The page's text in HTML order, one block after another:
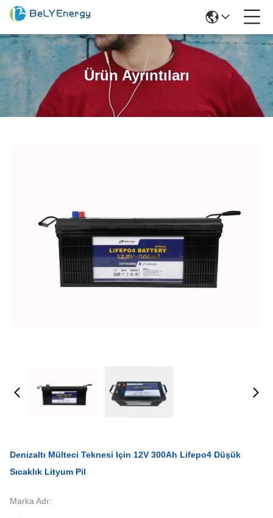
Ürün Ayrıntıları
Denizaltı Mülteci Teknesi Için 12V 300Ah Lifepo4 Düşük
Sıcaklık Lityum Pil
Marka Adı: